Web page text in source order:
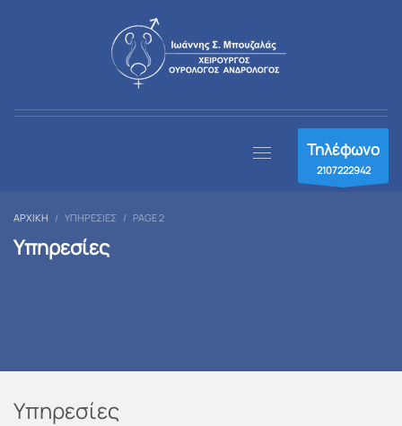
Τηλέφωνο
2107222942
ΑΡΧΙΚΉ ΥΠΗΡΕΣΊΕΣ PAGE 2
Υπηρεσίες
Υπηρεσίες